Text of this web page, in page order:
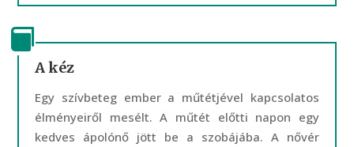
A kéz
Egy szívbeteg ember a műtétjével kapcsolatos
élményeiről mesélt. A műtét előtti napon egy
kedves ápolónő jött be a szobájába. A nővér